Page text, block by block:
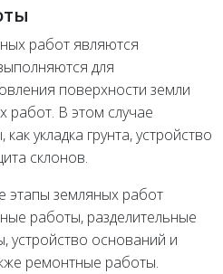
работ являются
для
поверхности земли
работ. В этом случае
укладка грунта, устройство
склонов.
этапы земляных работ
работы, разделительные
устройство оснований и
ремонтные работы.